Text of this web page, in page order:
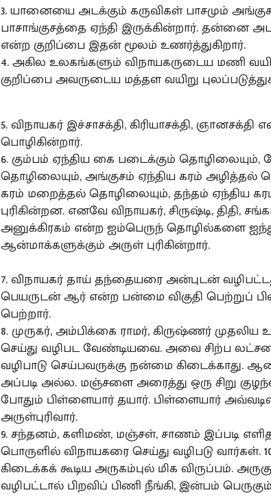
3. யானையை அடக்கும் கருவிகள் பாசமும்
பாசாங்குசத்தை ஏந்தி இருக்கின்றார். தன்னை
என்ற குறிப்பை இதன் மூலம் உணர்த்துகிறார்.
4. அகில உலகங்களும் விநாயகருடைய மணி
குறிப்பை அவருடைய மத்தள வயிறு
5. விநாயகர் இச்சாசக்தி, கிரியாசக்தி,
பொழிகின்றார்.
6. கும்பம் ஏந்திய கை படைக்கும்
தொழிலையும், அங்குசம் ஏந்திய கரம் அழித்தல்
கரம் மறைத்தல் தொழிலையும், தந்தம் ஏந்திய
புரிகின்றன. எனவே விநாயகர், சிருஷ்டி, திதி,
அனுக்கிரகம் என்ற ஐம்பெருந் தொழில்களை ஐந்து
ஆன்மாக்களுக்கும் அருள் புரிகின்றார்.
7. விநாயகர் தாய் தந்தையரை அன்புடன்
பெயருடன் ஆர் என்ற பன்மை விகுதி பெற்றுப்
பெற்றார்.
8. முருகர், அம்பிக்கை ராமர், கிருஷ்ணர் முதலிய
செய்து வழிபட வேண்டியவை. அவை சிற்ப
வழிபாடு செய்பவருக்கு நன்மை கிடைக்காது.
அப்படி அல்ல. மஞ்சளை அரைத்து ஒரு சிறு
போதும் பிள்ளையார் தயார். பிள்ளையார்
அருள்புரிவார்.
9. சந்தனம், களிமண், மஞ்சள், சாணம் இப்படி
பொருளில் விநாயகரை செய்து வழிபடு வார்கள்.
கிடைக்கக் கூடிய அருகம்புல் மிக விருப்பம்.
வழிபட்டால் பிறவிப் பிணி நீங்கி, இன்பம்